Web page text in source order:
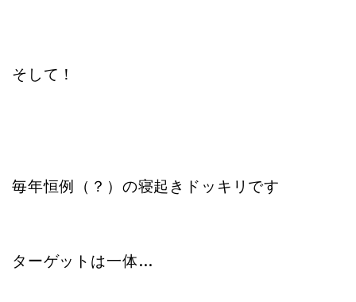
そして！
毎年恒例（？）の寝起きドッキリです
ターゲットは一体…